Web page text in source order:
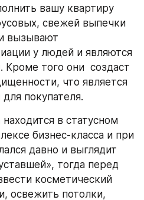
вашу квартиру
свежей выпечки
вызывают
у людей и являются
того они  создаст
что является
покупателя.
в статусном
бизнес-класса и при
давно и выглядит
тогда перед
косметический
освежить потолки,